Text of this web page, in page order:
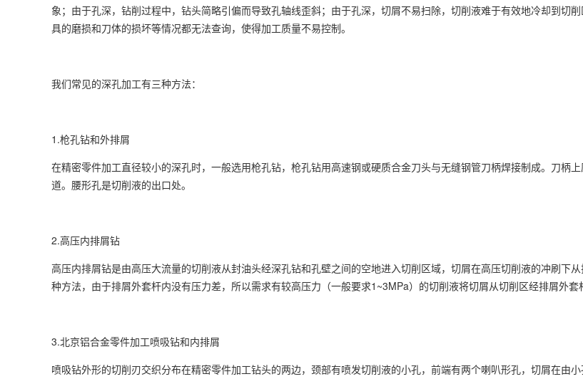
象；由于孔深，钻削过程中，钻头简略引偏而导致孔轴线歪斜；由于孔深，切屑不易扫除，切削液难于有效地冷却到切
具的磨损和刀体的损坏等情况都无法查询，使得加工质量不易控制。
我们常见的深孔加工有三种方法：
1.枪孔钻和外排屑
在精密零件加工直径较小的深孔时，一般选用枪孔钻，枪孔钻用高速钢或硬质合金刀头与无缝钢管刀柄焊接制成。刀柄
道。腰形孔是切削液的出口处。
2.高压内排屑钻
高压内排屑钻是由高压大流量的切削液从封油头经深孔钻和孔壁之间的空地进入切削区域，切屑在高压切削液的冲刷下
种方法，由于排屑外套杆内没有压力差，所以需求有较高压力（一般要求1~3MPa）的切削液将切屑从切削区经排屑外套
3.北京铝合金零件加工喷吸钻和内排屑
喷吸钻外形的切削刃交织分布在精密零件加工钻头的两边，颈部有喷发切削液的小孔，前端有两个喇叭形孔，切屑在由